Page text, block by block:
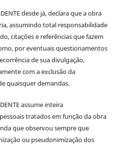
desde já, declara que a obra
assumindo total responsabilidade
citações e referências que fazem
por eventuais questionamentos
de sua divulgação,
com a exclusão da
quaisquer demandas.
assume inteira
tratados em função da obra
que observou sempre que
ou pseudonimização dos